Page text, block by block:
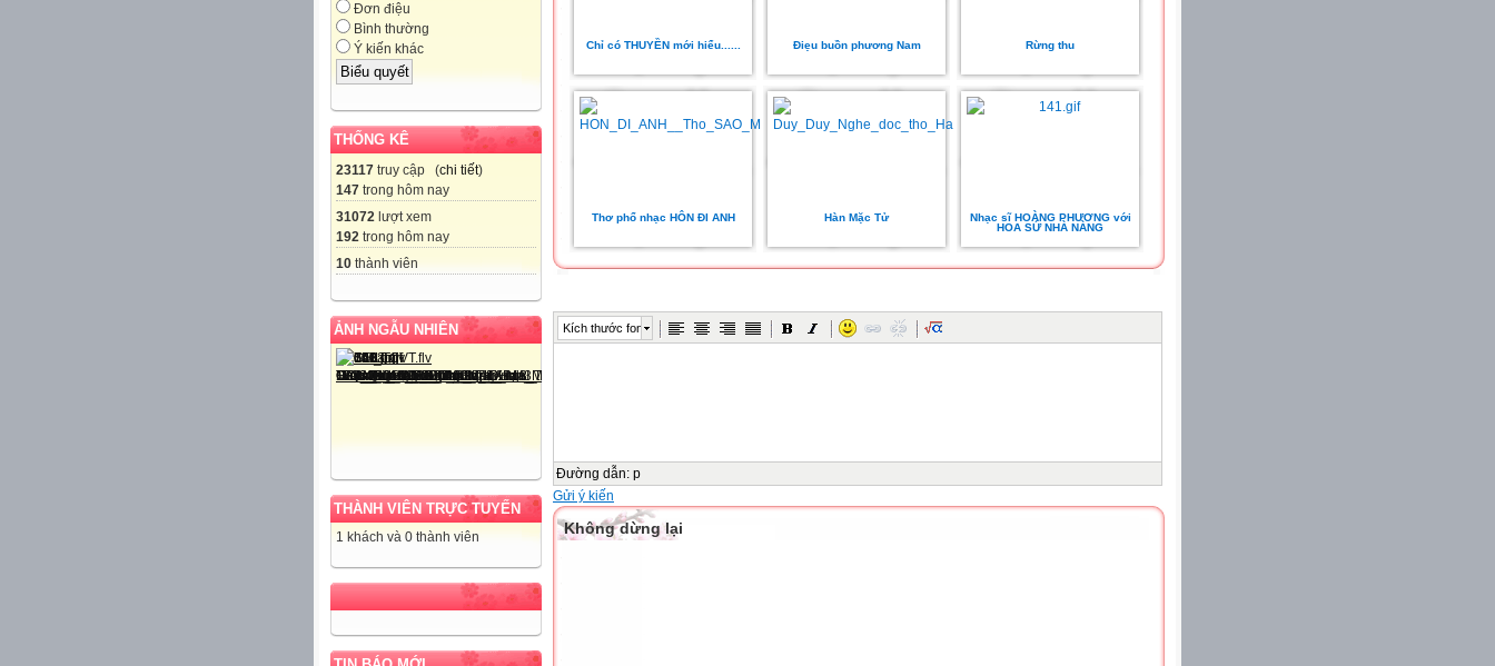
Đơn điệu
Bình thường
Ý kiến khác
THỐNG KÊ
23117 truy cập (chi tiết)
147 trong hôm nay
31072 lượt xem
192 trong hôm nay
10 thành viên
ẢNH NGẪU NHIÊN
THÀNH VIÊN TRỰC TUYẾN
1 khách và 0 thành viên
Chỉ có THUYỀN mới hiểu...... Điẹu buồn phương Nam Rừng thu
Thơ phổ nhạc HÔN ĐI ANH Hàn Mặc Tử
Nhạc sĩ HOÀNG PHƯƠNG với
HOA SỨ NHÀ NÀNG
Kích thước font
Đường dẫn: p
Gửi ý kiến
Không dừng lại